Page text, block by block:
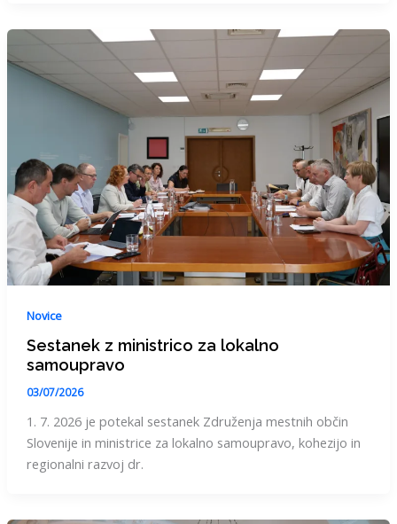
Novice
Sestanek z ministrico za lokalno
samoupravo
03/07/2026
1. 7. 2026 je potekal sestanek Združenja mestnih občin
Slovenije in ministrice za lokalno samoupravo, kohezijo in
regionalni razvoj dr.